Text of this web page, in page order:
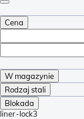
Cena
W magazynie
Rodzaj stali
Blokada
liner-lock3